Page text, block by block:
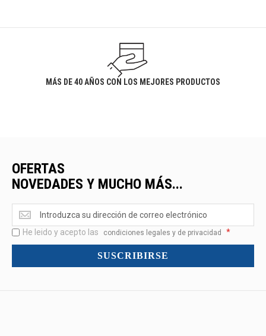
MÁS DE 40 AÑOS CON LOS MEJORES PRODUCTOS
OFERTAS
NOVEDADES Y MUCHO MÁS...
Ofertas
<br>Novedades
y
mucho
He leido y acepto las condiciones legales y de privacidad *
SUSCRIBIRSE